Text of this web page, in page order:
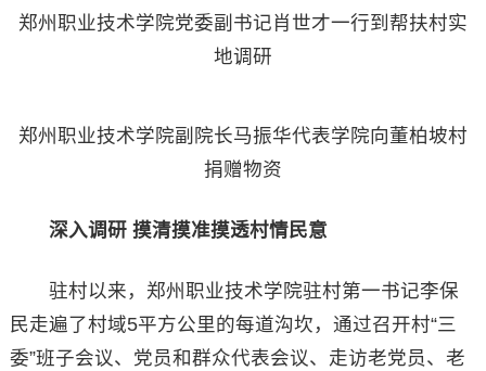
郑州职业技术学院党委副书记肖世才一行到帮扶村实
地调研
郑州职业技术学院副院长马振华代表学院向董柏坡村
捐赠物资
深入调研 摸清摸准摸透村情民意
驻村以来，郑州职业技术学院驻村第一书记李保
民走遍了村域5平方公里的每道沟坎，通过召开村“三
委”班子会议、党员和群众代表会议、走访老党员、老